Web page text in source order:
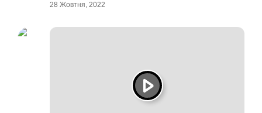
28 Жовтня, 2022